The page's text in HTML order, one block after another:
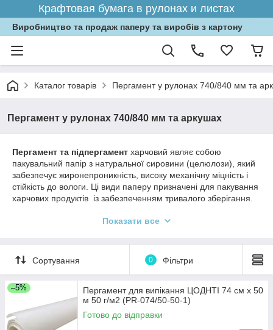
Крафтовая бумага в рулонах и листах
Виробництво та продаж паперу та виробів з картону
Каталог товарів Пергамент у рулонах 740/840 мм та
Пергамент у рулонах 740/840 мм та аркушах
Пергамент та підпергамент харчовий являє собою
пакувальний папір з натуральної сировини (целюлози), який
забезпечує жиронепроникність, високу механічну міцність і
стійкість до вологи. Ці види паперу призначені для пакування
харчових продуктів із забезпеченням тривалого зберігання.
випікання кондитерських і хлібобулочних виробів, оскільки
перекладання напівфабрикатів при заморожуванні та
загортати різні хот-доги та бутерброди.
Також, потрібно відзначити відносно невисоку вартість
пергаментутапідпергаменту, оскільки ці види паперів не
обробляються глибокопроникними спеціальними розчинами і
різними стабілізаторами стійкості до зовнішнього
Показати все
Сортування 0 Фільтри
–5%
Пергамент для випікання ЦОДНТІ 74 см x 50
м 50 г/м2 (PR-074/50-50-1)
Готово до відправки